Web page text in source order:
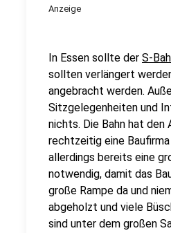
Anzeige
In Essen sollte der S-
sollten verlängert
angebracht werden.
Sitzgelegenheiten und
nichts. Die Bahn hat
rechtzeitig eine
allerdings bereits eine
notwendig, damit das
große Rampe da und
abgeholzt und viele
sind unter dem großen